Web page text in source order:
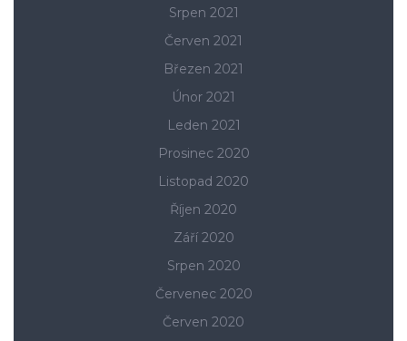
Srpen 2021
Červen 2021
Březen 2021
Únor 2021
Leden 2021
Prosinec 2020
Listopad 2020
Říjen 2020
Září 2020
Srpen 2020
Červenec 2020
Červen 2020